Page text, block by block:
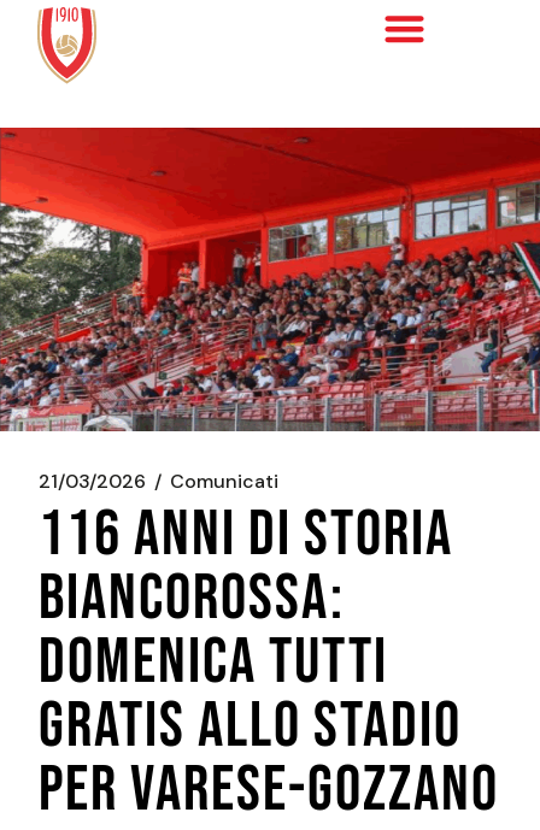
21/03/2026 Comunicati
116 ANNI DI STORIA
BIANCOROSSA:
DOMENICA TUTTI
GRATIS ALLO STADIO
PER VARESE-GOZZANO